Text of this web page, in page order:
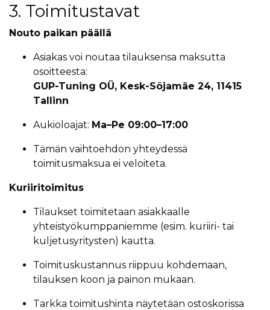
3. Toimitustavat
Nouto paikan päällä
Asiakas voi noutaa tilauksensa maksutta
osoitteesta:
GUP-Tuning OÜ, Kesk-Sõjamäe 24, 11415
Tallinn
Aukioloajat: Ma–Pe 09:00–17:00
Tämän vaihtoehdon yhteydessä
toimitusmaksua ei veloiteta.
Kuriiritoimitus
Tilaukset toimitetaan asiakkaalle
yhteistyökumppaniemme (esim. kuriiri- tai
kuljetusyritysten) kautta.
Toimituskustannus riippuu kohdemaan,
tilauksen koon ja painon mukaan.
Tarkka toimitushinta näytetään ostoskorissa